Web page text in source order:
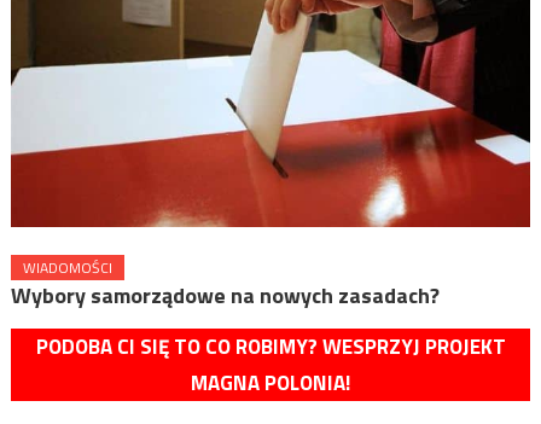
WIADOMOŚCI
Wybory samorządowe na nowych zasadach?
PODOBA CI SIĘ TO CO ROBIMY? WESPRZYJ PROJEKT
MAGNA POLONIA!